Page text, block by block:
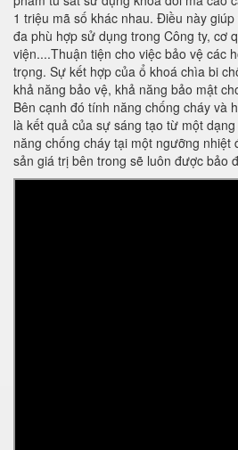
1 triệu mã số khác nhau. Điều này
đa phù hợp sử dụng trong Công ty, cơ
viện....Thuận tiện cho việc bảo vệ các
trọng. Sự kết hợp của ổ khoá chìa bi
khả năng bảo vệ, khả năng bảo mật
Bên cạnh đó tính năng chống cháy và
là kết quả của sự sáng tạo từ một
năng chống cháy tại một ngưỡng nhiệt
sản giá trị bên trong sẽ luôn được bảo